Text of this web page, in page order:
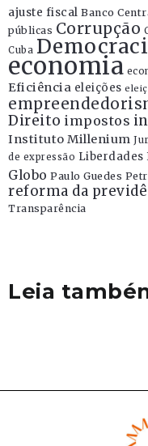
ajuste fiscal Banco
públicas Corrupção
Cuba
economia
Eficiência eleições
Direito impostos
Instituto Millenium
de expressão Liberdades
Globo Paulo Guedes
reforma da
Transparência
Leia